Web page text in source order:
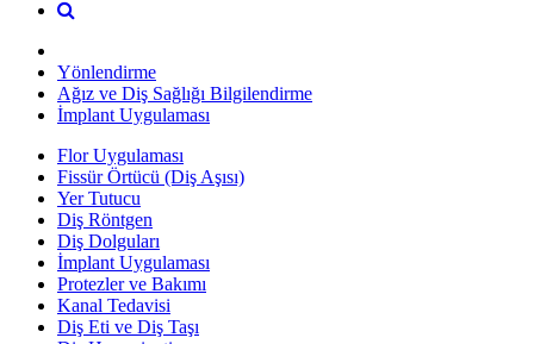
Yönlendirme
Ağız ve Diş Sağlığı Bilgilendirme
İmplant Uygulaması
Flor Uygulaması
Fissür Örtücü (Diş Aşısı)
Yer Tutucu
Diş Röntgen
Diş Dolguları
İmplant Uygulaması
Protezler ve Bakımı
Kanal Tedavisi
Diş Eti ve Diş Taşı